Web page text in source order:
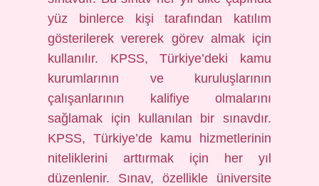
yüz binlerce kişi tarafından katılım
gösterilerek vererek görev almak için
kullanılır. KPSS, Türkiye’deki kamu
kurumlarının ve kuruluşlarının
çalışanlarının kalifiye olmalarını
sağlamak için kullanılan bir sınavdır.
KPSS, Türkiye’de kamu hizmetlerinin
niteliklerini arttırmak için her yıl
düzenlenir. Sınav, özellikle üniversite